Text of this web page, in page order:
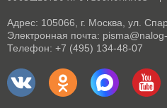
Адрес: 105066, г. Москва, ул.
Электронная почта:
Телефон: +7 (495) 134-48-07